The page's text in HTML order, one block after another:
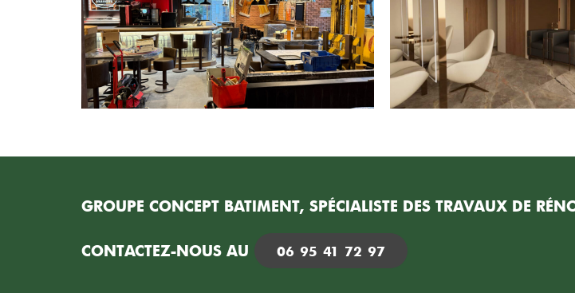
GROUPE CONCEPT BATIMENT, SPÉCIALISTE DES TRAVAUX DE
CONTACTEZ-NOUS AU 06 95 41 72 97